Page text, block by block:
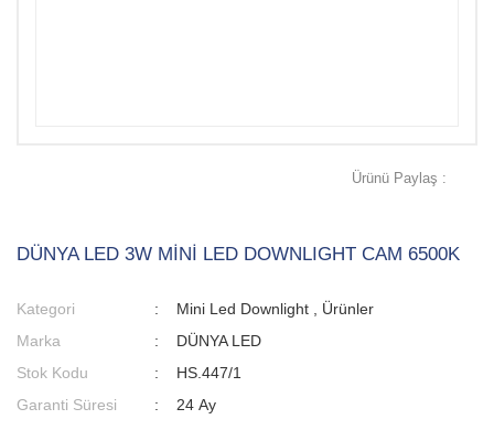
Ürünü Paylaş :
DÜNYA LED 3W MİNİ LED DOWNLIGHT CAM 6500K
Kategori Mini Led Downlight
Ürünler
Marka
DÜNYA LED
Stok Kodu
HS.447/1
Garanti Süresi
24 Ay